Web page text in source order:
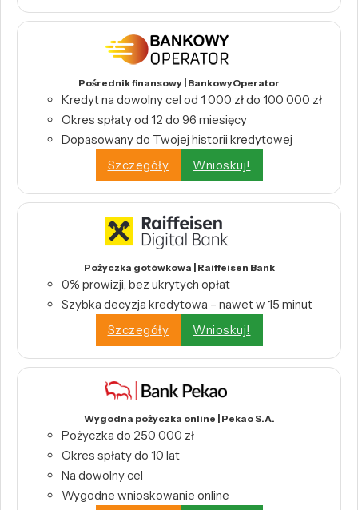
Pośrednik finansowy | BankowyOperator
Kredyt na dowolny cel od 1 000 zł do 100 000 zł
Okres spłaty od 12 do 96 miesięcy
Dopasowany do Twojej historii kredytowej
Szczegóły
Wnioskuj!
Pożyczka gotówkowa | Raiffeisen Bank
0% prowizji, bez ukrytych opłat
Szybka decyzja kredytowa – nawet w 15 minut
Szczegóły
Wnioskuj!
Wygodna pożyczka online | Pekao S.A.
Pożyczka do 250 000 zł
Okres spłaty do 10 lat
Na dowolny cel
Wygodne wnioskowanie online